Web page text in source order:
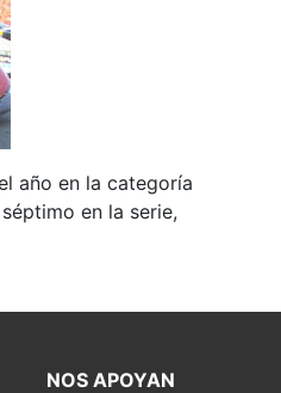
año en la categoría
en la serie,
NOS APOYAN